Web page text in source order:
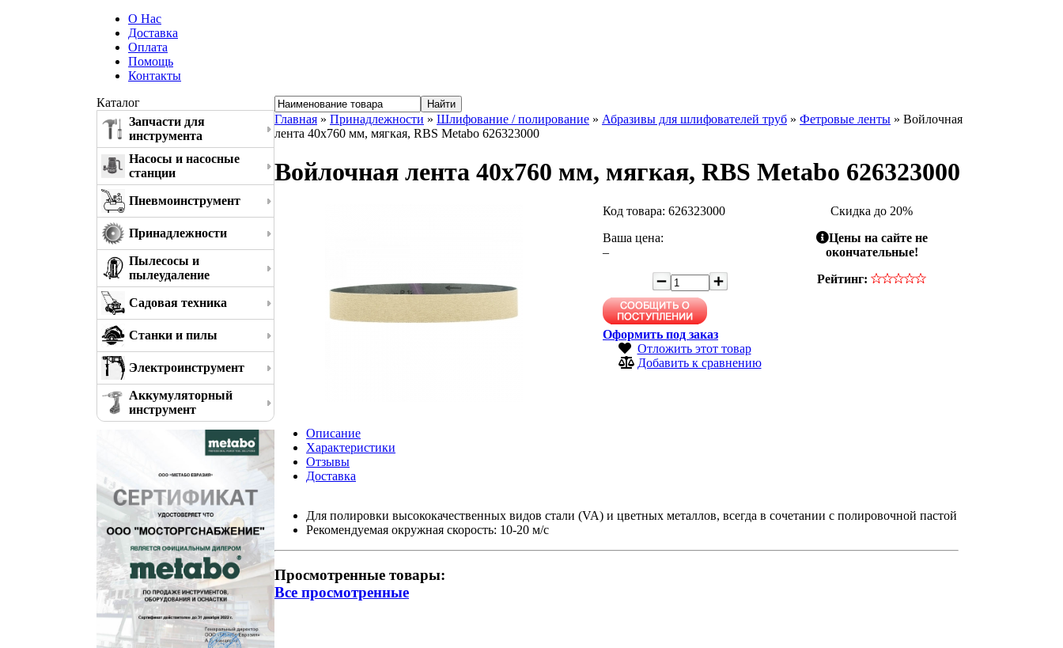
О Нас
Доставка
Оплата
Помощь
Контакты
Каталог
Запчасти для
инструмента
Насосы и насосные
станции
Пневмоинструмент
Принадлежности
Пылесосы и
пылеудаление
Садовая техника
Станки и пилы
Электроинструмент
Аккумуляторный
инструмент
Главная » Принадлежности » Шлифование / полирование » Абразивы для шлифователей труб » Фетровые ленты » Войлочная
лента 40x760 мм, мягкая, RBS Metabo 626323000
Войлочная лента 40x760 мм, мягкая, RBS Metabo 626323000
Код товара: 626323000
Ваша цена:
–
Оформить под заказ
Отложить этот товар
Добавить к сравнению
Скидка до 20%
Цены на сайте не
окончательные!
Рейтинг:
Описание
Характеристики
Отзывы
Доставка
Для полировки высококачественных видов стали (VA) и цветных металлов, всегда в сочетании с полировочной пастой
Рекомендуемая окружная скорость: 10-20 м/с
Просмотренные товары:
Все просмотренные